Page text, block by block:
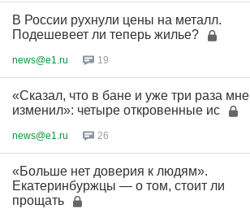
В России рухнули цены на металл.
Подешевеет ли теперь жилье?
news@e1.ru 19
«Сказал, что в бане и уже три раза мне
изменил»: четыре откровенные ис
news@e1.ru 26
«Больше нет доверия к людям».
Екатеринбуржцы — о том, стоит ли
прощать